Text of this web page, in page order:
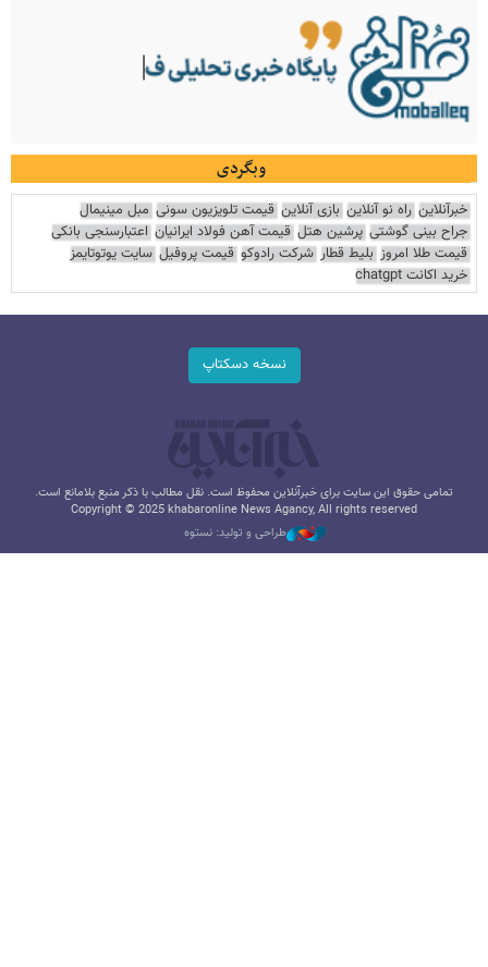
وبگردی
خبرآنلاین راه نو آنلاین بازی آنلاین قیمت تلویزیون سونی مبل مینیمال
جراح بینی گوشتی پرشین هتل قیمت آهن فولاد ایرانیان اعتبارسنجی بانکی
قیمت طلا امروز بلیط قطار شرکت رادوکو قیمت پروفیل سایت یوتوتایمز
خرید اکانت chatgpt
نسخه دسکتاپ
تمامی حقوق این سایت برای خبرآنلاین محفوظ است. نقل مطالب با ذکر منبع بلامانع است.
Copyright © 2025 khabaronline News Agancy, All rights reserved
طراحی و تولید: نستوه